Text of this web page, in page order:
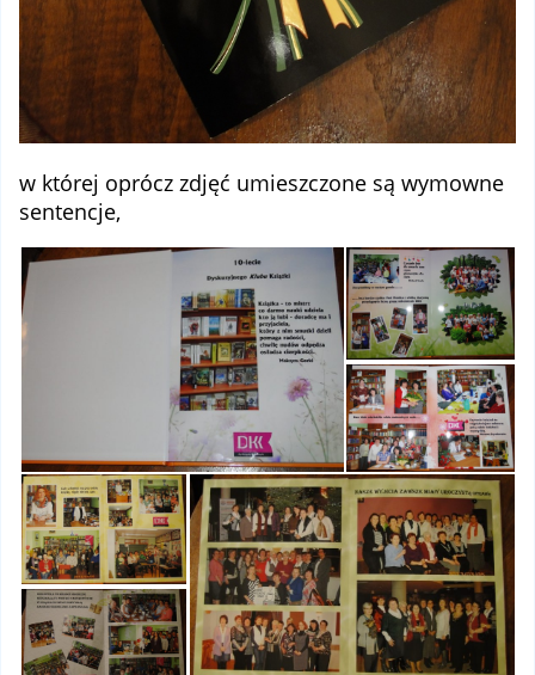
w której oprócz zdjęć umieszczone są wymowne
sentencje,